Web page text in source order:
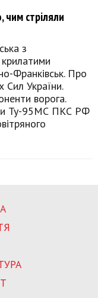
чим стріляли
з
Франківськ. Про
Сил України.
ворога.
Ту-95МС ПКС РФ